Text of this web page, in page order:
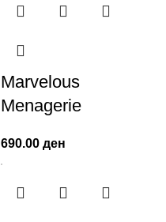
Marvelous
Menagerie
690.00 ден